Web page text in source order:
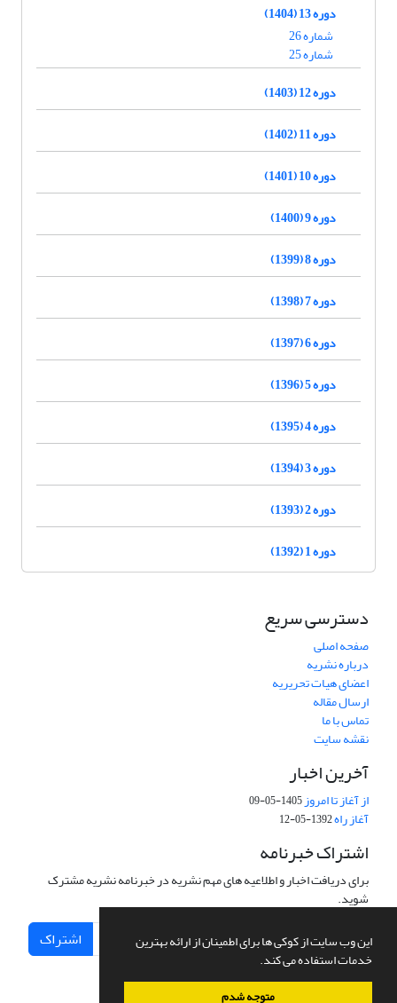
این وب سایت از کوکی ها برای اطمینان از ارائه بهترین
خدمات استفاده می کند.
متوجه شدم
دوره 13 (1404)
شماره 26
شماره 25
دوره 12 (1403)
دوره 11 (1402)
دوره 10 (1401)
دوره 9 (1400)
دوره 8 (1399)
دوره 7 (1398)
دوره 6 (1397)
دوره 5 (1396)
دوره 4 (1395)
دوره 3 (1394)
دوره 2 (1393)
دوره 1 (1392)
دسترسی سریع
صفحه اصلی
درباره نشریه
اعضای هیات تحریریه
ارسال مقاله
تماس با ما
نقشه سایت
آخرین اخبار
از آغاز تا امروز1405-05-09
آغاز راه1392-05-12
اشتراک خبرنامه
برای دریافت اخبار و اطلاعیه های مهم نشریه در خبرنامه نشریه مشترک
شوید.
اشتراک